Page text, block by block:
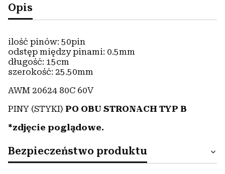
Opis
ilość pinów: 50pin
odstęp między pinami: 0.5mm
długość: 15cm
szerokość: 25.50mm
AWM 20624 80C 60V
PINY (STYKI) PO OBU STRONACH TYP B
*zdjęcie poglądowe.
Bezpieczeństwo produktu